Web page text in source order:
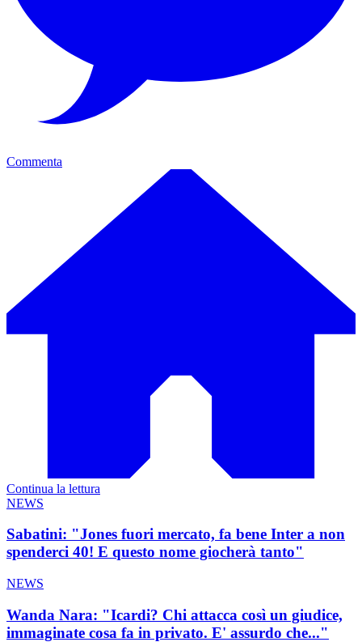
Commenta
Continua la lettura
NEWS
Sabatini: "Jones fuori mercato, fa bene Inter a non
spenderci 40! E questo nome giocherà tanto"
NEWS
Wanda Nara: "Icardi? Chi attacca così un giudice,
immaginate cosa fa in privato. E' assurdo che..."